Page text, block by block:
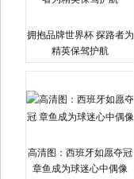
拥抱品牌世界杯 探路者为
精英保驾护航
高清图：西班牙如愿夺冠
章鱼成为球迷心中偶像